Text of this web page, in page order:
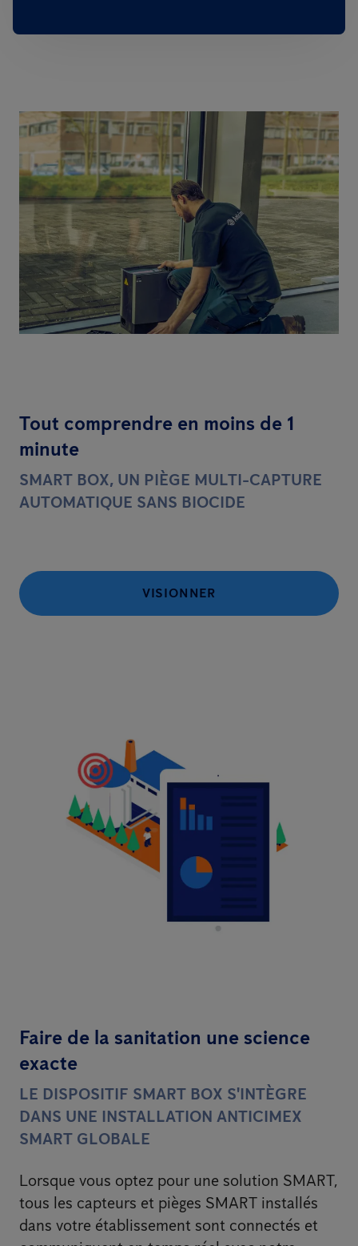
Tout comprendre en moins de 1
minute
SMART BOX, UN PIÈGE MULTI-CAPTURE
AUTOMATIQUE SANS BIOCIDE
VISIONNER
Faire de la sanitation une science
exacte
LE DISPOSITIF SMART BOX S'INTÈGRE
DANS UNE INSTALLATION ANTICIMEX
SMART GLOBALE
Lorsque vous optez pour une solution SMART,
tous les capteurs et pièges SMART installés
dans votre établissement sont connectés et